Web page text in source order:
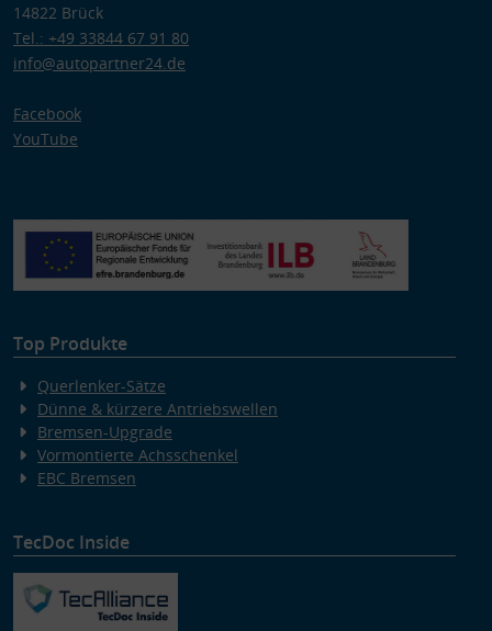
14822 Brück
Tel.: +49 33844 67 91 80
info@autopartner24.de
Facebook
YouTube
Top Produkte
Querlenker-Sätze
Dünne & kürzere Antriebswellen
Bremsen-Upgrade
Vormontierte Achsschenkel
EBC Bremsen
TecDoc Inside